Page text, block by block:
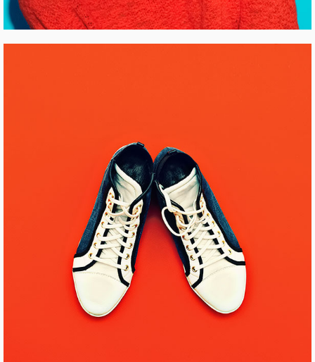
WEB MAKEOVER
Pinterest